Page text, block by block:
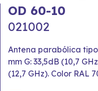
OD 60-10
021002
Antena parabólica tipo
mm G: 33,5dB (10,7
(12,7 GHz). Color RAL